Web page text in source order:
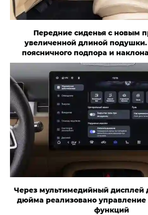
Передние сиденья с новым
увеличенной длиной подушки.
поясничного подпора и
Через мультимедийный дисплей
дюйма реализовано
функций